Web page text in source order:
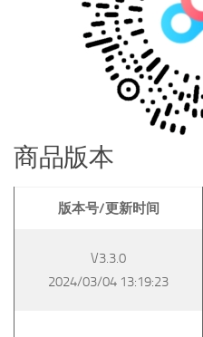
商品版本
版本号/更新时间
V3.3.0
2024/03/04 13:19:23